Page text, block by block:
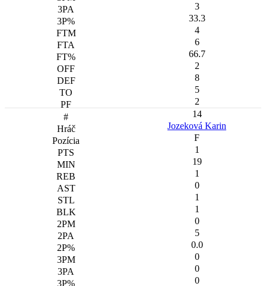
3
33.3
4
6
66.7
2
8
5
2
14
Jozeková Karin
F
1
19
1
0
1
1
0
5
0.0
0
0
0